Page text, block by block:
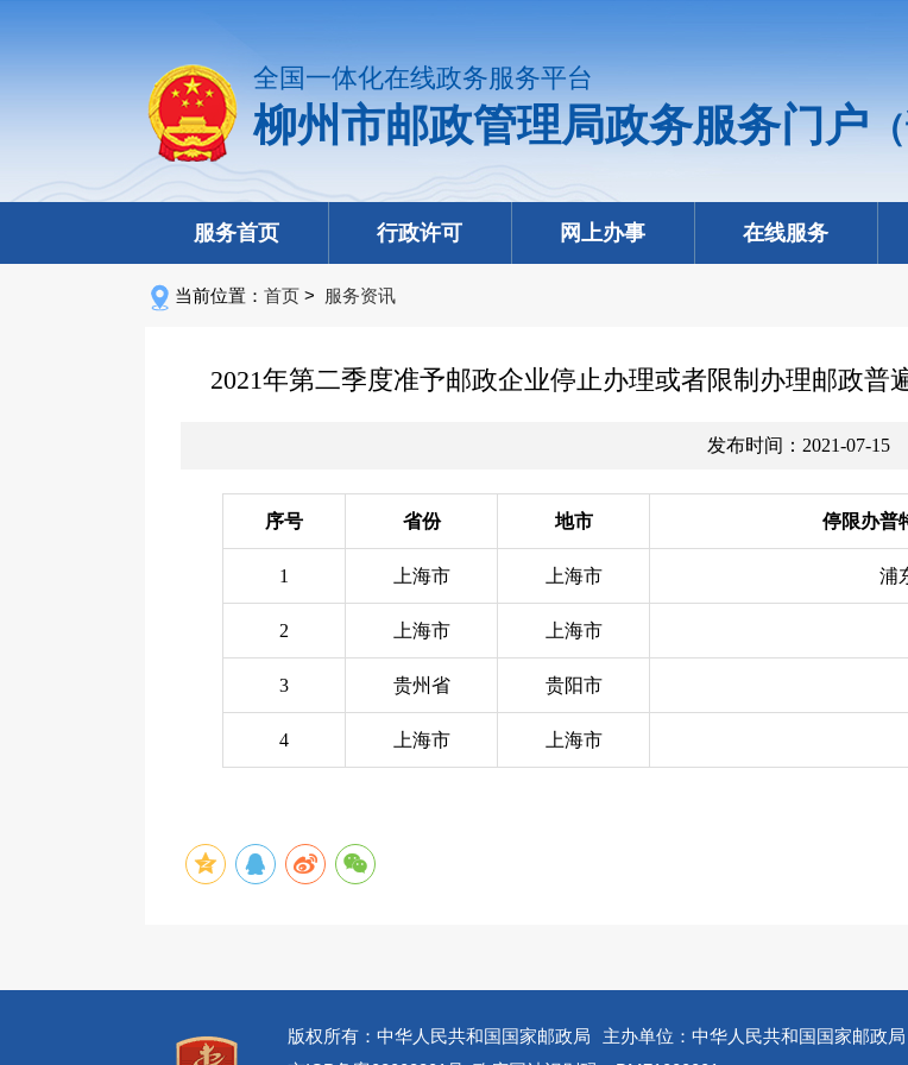
全国一体化在线政务服务平台
柳州市邮政管理局政务服务门户
服务首页 行政许可 网上办事 在线服务
当前位置： 首页 > 服务资讯
2021年第二季度准予邮政企业停止办理或者限制办理邮政
发布时间：2021-07-15
序号 省份 地市 停限办普
1 上海市 上海市 浦
2 上海市 上海市
3 贵州省 贵阳市
4 上海市 上海市
版权所有：中华人民共和国国家邮政局
主办单位：中华人民共和国国家邮政局